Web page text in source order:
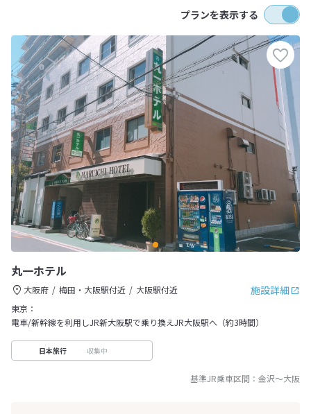
プランを表示する
丸一ホテル
施設詳細
大阪府 梅田・大阪駅付近
大阪駅付近
東京：
電車/新幹線を利用しJR新大阪駅で乗り換えJR大阪駅へ（約3時間）
日本旅行 収集中
基準JR乗車区間： 金沢～大阪